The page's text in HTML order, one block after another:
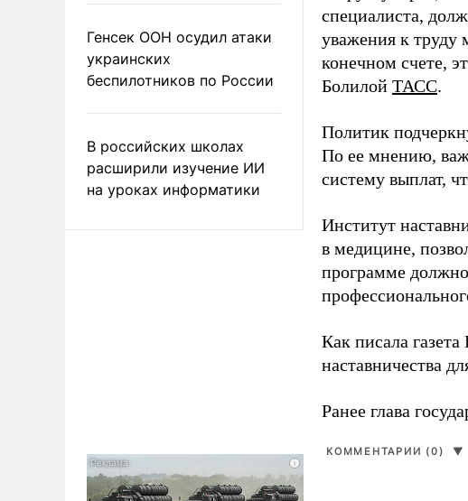
Генсек ООН осудил атаки
украинских
беспилотников по России
В российских школах
расширили изучение ИИ
на уроках информатики
специалиста,
уважения к труду
конечном счете,
Болилой ТАСС.
Политик
По ее мнению,
систему выплат,
Институт
в медицине,
программе
Как писала
наставничества
Ранее глава
КОММЕНТАРИИ (0) ▼